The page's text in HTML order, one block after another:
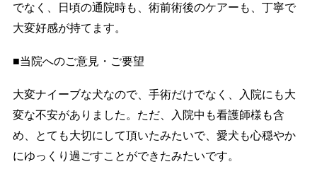
でなく、日頃の通院時も、術前術後のケアーも、丁寧で
大変好感が持てます。
■当院へのご意見・ご要望
大変ナイーブな犬なので、手術だけでなく、入院にも大
変な不安がありました。ただ、入院中も看護師様も含
め、とても大切にして頂いたみたいで、愛犬も心穏やか
にゆっくり過ごすことができたみたいです。